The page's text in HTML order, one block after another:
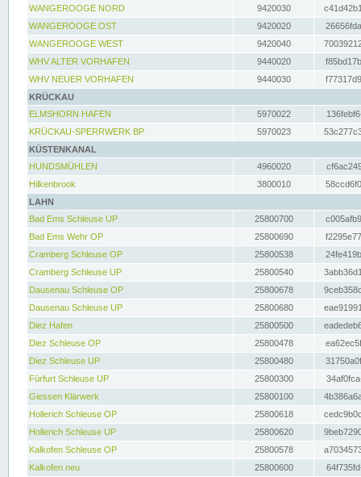
WANGEROOGE NORD
9420030
WANGEROOGE OST
9420020
WANGEROOGE WEST
9420040
WHV ALTER VORHAFEN
9440020
WHV NEUER VORHAFEN
9440030
KRÜCKAU
ELMSHORN HAFEN
5970022
KRÜCKAU-SPERRWERK BP
5970023
KÜSTENKANAL
HUNDSMÜHLEN
4960020
Hilkenbrook
3800010
LAHN
Bad Ems Schleuse UP
25800700
Bad Ems Wehr OP
25800690
Cramberg Schleuse OP
25800538
Cramberg Schleuse UP
25800540
Dausenau Schleuse OP
25800678
Dausenau Schleuse UP
25800680
Diez Hafen
25800500
Diez Schleuse OP
25800478
Diez Schleuse UP
25800480
Fürfurt Schleuse UP
25800300
Giessen Klärwerk
25800100
Hollerich Schleuse OP
25800618
Hollerich Schleuse UP
25800620
Kalkofen Schleuse OP
25800578
Kalkofen neu
25800600